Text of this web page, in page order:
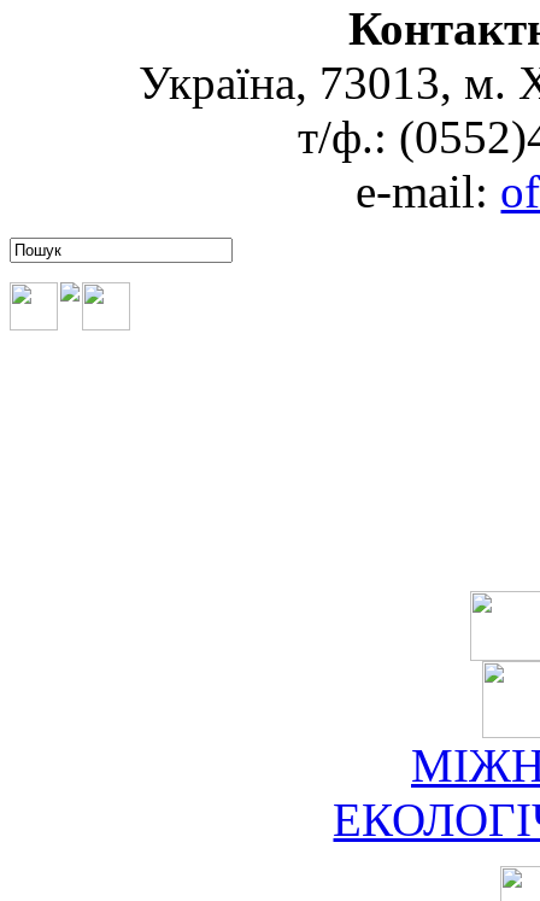
Україна, 73013, м.
т/ф.:
e-mail: